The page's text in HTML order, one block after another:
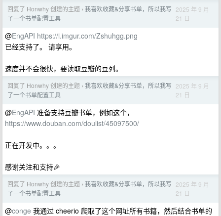
回复了 Honwhy 创建的主题 › 我喜欢收藏&分享书单，所以我写
了一个书单配置工具
2025 年 9 月
21 日
@EngAPI https://i.imgur.com/Zshuhgg.png
已经支持了。 请享用。
速度并不会很快，要读取豆瓣的豆列。
回复了 Honwhy 创建的主题 › 我喜欢收藏&分享书单，所以我写
了一个书单配置工具
2025 年 9 月
21 日
@EngAPI 准备支持豆瓣书单，例如这个，
https://www.douban.com/doulist/45097500/
正在开发中。。。
感谢关注和支持🎉
回复了 Honwhy 创建的主题 › 我喜欢收藏&分享书单，所以我写
了一个书单配置工具
2025 年 9 月
21 日
@conge 我通过 cheerio 爬取了这个网址所有书籍，然后结合书单的